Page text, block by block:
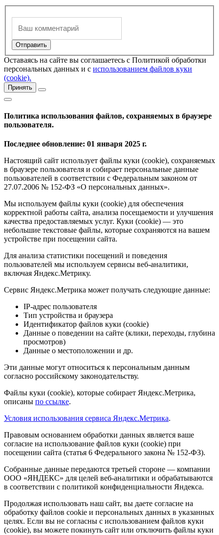
Оставаясь на сайте вы соглашаетесь с Политикой обработки
персональных данных и с использованием файлов куки
(cookie).
Принять
Политика использования файлов, сохраняемых в браузере
пользователя.
Последнее обновление: 01 января 2025 г.
Настоящий сайт использует файлы куки (cookie), сохраняемых
в браузере пользователя и собирает персональные данные
пользователей в соответствии с Федеральным законом от
27.07.2006 № 152-ФЗ «О персональных данных».
Мы используем файлы куки (cookie) для обеспечения
корректной работы сайта, анализа посещаемости и улучшения
качества предоставляемых услуг. Куки (cookie) — это
небольшие текстовые файлы, которые сохраняются на вашем
устройстве при посещении сайта.
Для анализа статистики посещений и поведения
пользователей мы используем сервисы веб-аналитики,
включая Яндекс.Метрику.
Сервис Яндекс.Метрика может получать следующие данные:
IP-адрес пользователя
Тип устройства и браузера
Идентификатор файлов куки (cookie)
Данные о поведении на сайте (клики, переходы, глубина
просмотров)
Данные о местоположении и др.
Эти данные могут относиться к персональным данным
согласно российскому законодательству.
Файлы куки (cookie), которые собирает Яндекс.Метрика,
описаны по ссылке.
Условия использования сервиса Яндекс.Метрика.
Правовым основанием обработки данных является ваше
согласие на использование файлов куки (cookie) при
посещении сайта (статья 6 Федерального закона № 152-ФЗ).
Собранные данные передаются третьей стороне — компании
ООО «ЯНДЕКС» для целей веб-аналитики и обрабатываются
в соответствии с политикой конфиденциальности Яндекса.
Продолжая использовать наш сайт, вы даете согласие на
обработку файлов cookie и персональных данных в указанных
целях. Если вы не согласны с использованием файлов куки
(cookie), вы можете покинуть сайт или отключить файлы куки